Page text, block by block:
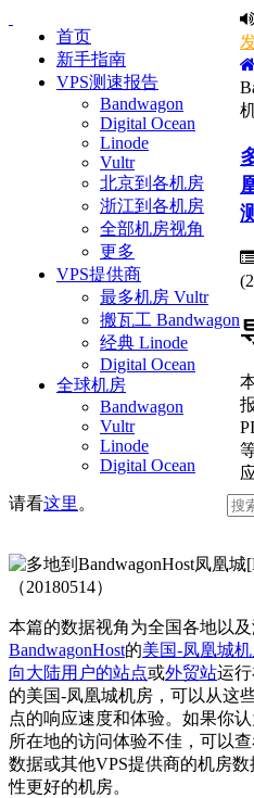
首页
新手指南
VPS测速报告
Bandwagon
Digital Ocean
Linode
Vultr
北京到各机房
浙江到各机房
全部机房视角
更多
VPS提供商
最多机房 Vultr
搬瓦工 Bandwagon
经典 Linode
Digital Ocean
全球机房
Bandwagon
Vultr
Linode
Digital Ocean
请看这里 。
本篇的数据视角为全国各地以
BandwagonHost的美国-凤凰城
向大陆用户的站点或外贸站运
的美国-凤凰城机房，可以从这
点的响应速度和体验。如果你
所在地的访问体验不佳，可以
数据或其他VPS提供商的机房
性更好的机房。